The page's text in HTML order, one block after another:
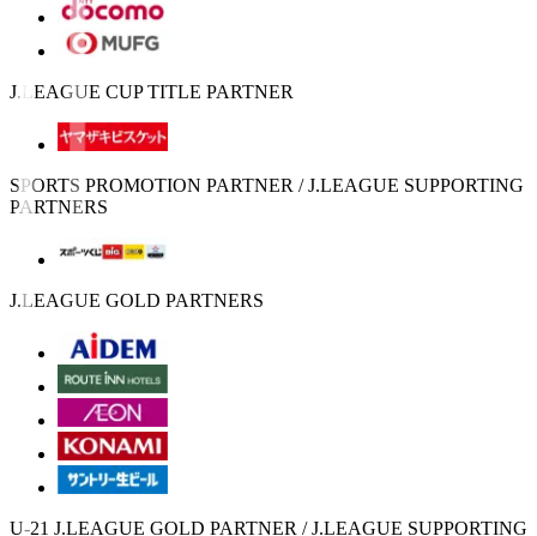
J.LEAGUE CUP TITLE PARTNER
SPORTS PROMOTION PARTNER / J.LEAGUE SUPPORTING
PARTNERS
J.LEAGUE GOLD PARTNERS
U-21 J.LEAGUE GOLD PARTNER / J.LEAGUE SUPPORTING